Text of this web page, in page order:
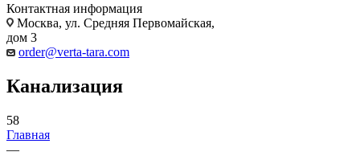
Контактная информация
Москва, ул. Средняя Первомайская,
дом 3
order@verta-tara.com
Канализация
58
Главная
—